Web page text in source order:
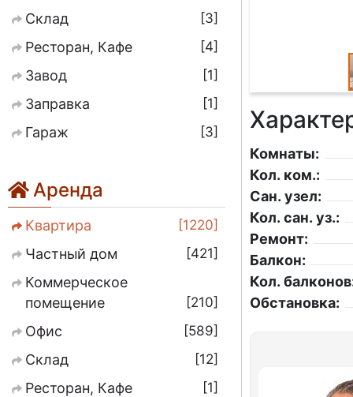
Склад
3
Ресторан, Кафе
4
Завод
1
Заправка
1
Гараж
3
Аренда
Квартира
1220
Частный дом
421
Коммерческое
помещение
210
Офис
589
Склад
12
Ресторан, Кафе
1
Комнаты:
Кол. ком.:
Сан. узел:
Кол. сан. уз.:
Ремонт:
Балкон:
Кол.
Обстановка: